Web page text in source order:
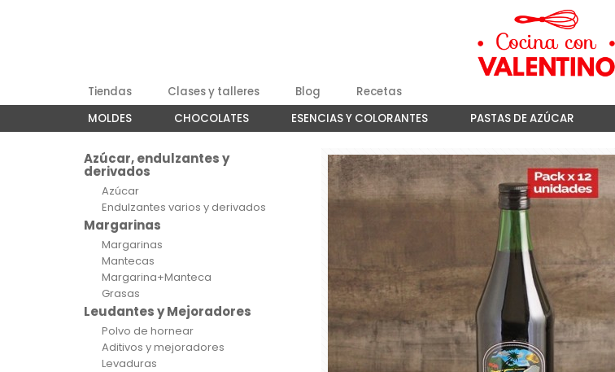
Tiendas Clases y talleres Blog
Recetas
MOLDES
CHOCOLATES ESENCIAS Y COLORANTES PASTAS DE AZÚCAR
Azúcar, endulzantes y
derivados
Azúcar
Endulzantes varios y derivados
Margarinas
Margarinas
Mantecas
Margarina+Manteca
Grasas
Leudantes y Mejoradores
Polvo de hornear
Aditivos y mejoradores
Levaduras